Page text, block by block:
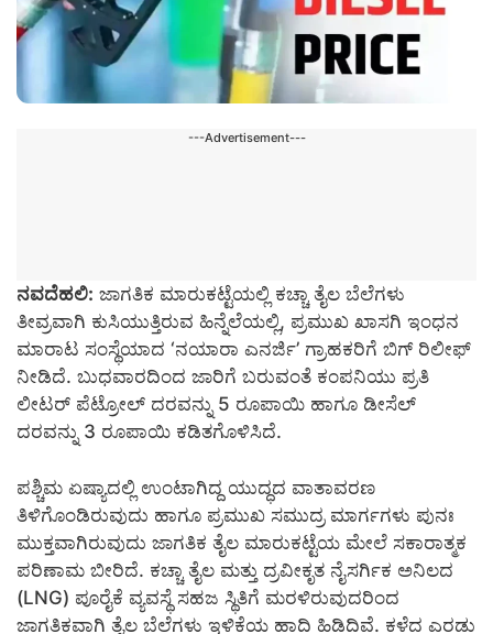
---Advertisement---
ನವದೆಹಲಿ: ಜಾಗತಿಕ ಮಾರುಕಟ್ಟೆಯಲ್ಲಿ ಕಚ್ಚಾ ತೈಲ ಬೆಲೆಗಳು
ತೀವ್ರವಾಗಿ ಕುಸಿಯುತ್ತಿರುವ ಹಿನ್ನೆಲೆಯಲ್ಲಿ, ಪ್ರಮುಖ ಖಾಸಗಿ ಇಂಧನ
ಮಾರಾಟ ಸಂಸ್ಥೆಯಾದ ‘ನಯಾರಾ ಎನರ್ಜಿ’ ಗ್ರಾಹಕರಿಗೆ ಬಿಗ್ ರಿಲೀಫ್
ನೀಡಿದೆ. ಬುಧವಾರದಿಂದ ಜಾರಿಗೆ ಬರುವಂತೆ ಕಂಪನಿಯು ಪ್ರತಿ
ಲೀಟರ್ ಪೆಟ್ರೋಲ್ ದರವನ್ನು 5 ರೂಪಾಯಿ ಹಾಗೂ ಡೀಸೆಲ್
ದರವನ್ನು 3 ರೂಪಾಯಿ ಕಡಿತಗೊಳಿಸಿದೆ.
ಪಶ್ಚಿಮ ಏಷ್ಯಾದಲ್ಲಿ ಉಂಟಾಗಿದ್ದ ಯುದ್ಧದ ವಾತಾವರಣ
ತಿಳಿಗೊಂಡಿರುವುದು ಹಾಗೂ ಪ್ರಮುಖ ಸಮುದ್ರ ಮಾರ್ಗಗಳು ಪುನಃ
ಮುಕ್ತವಾಗಿರುವುದು ಜಾಗತಿಕ ತೈಲ ಮಾರುಕಟ್ಟೆಯ ಮೇಲೆ ಸಕಾರಾತ್ಮಕ
ಪರಿಣಾಮ ಬೀರಿದೆ. ಕಚ್ಚಾ ತೈಲ ಮತ್ತು ದ್ರವೀಕೃತ ನೈಸರ್ಗಿಕ ಅನಿಲದ
(LNG) ಪೂರೈಕೆ ವ್ಯವಸ್ಥೆ ಸಹಜ ಸ್ಥಿತಿಗೆ ಮರಳಿರುವುದರಿಂದ
ಜಾಗತಿಕವಾಗಿ ತೈಲ ಬೆಲೆಗಳು ಇಳಿಕೆಯ ಹಾದಿ ಹಿಡಿದಿವೆ. ಕಳೆದ ಎರಡು